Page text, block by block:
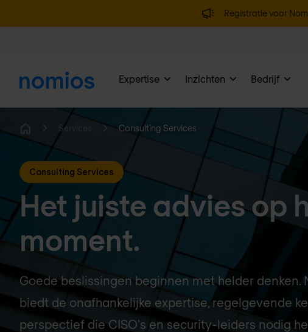
Registratie voor
Expertise Inzichten Bedrijf
Services Consulting Services
Consulting Services
Het juiste advies op
moment.
Goede beslissingen beginnen met helder denken.
biedt de onafhankelijke expertise, regelgevende
perspectief die CISO's en security-leiders nodig